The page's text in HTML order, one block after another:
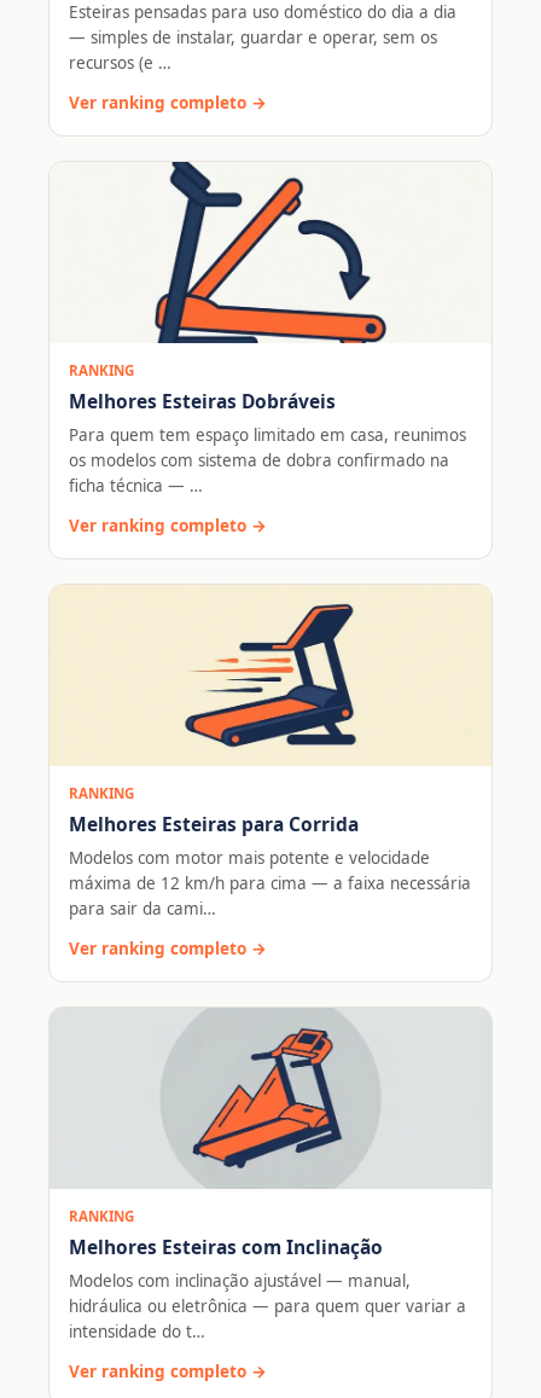
Esteiras pensadas para uso doméstico do dia a dia
— simples de instalar, guardar e operar, sem os
recursos (e …
Ver ranking completo →
RANKING
Melhores Esteiras Dobráveis
Para quem tem espaço limitado em casa, reunimos
os modelos com sistema de dobra confirmado na
ficha técnica — …
Ver ranking completo →
RANKING
Melhores Esteiras para Corrida
Modelos com motor mais potente e velocidade
máxima de 12 km/h para cima — a faixa necessária
para sair da cami…
Ver ranking completo →
RANKING
Melhores Esteiras com Inclinação
Modelos com inclinação ajustável — manual,
hidráulica ou eletrônica — para quem quer variar a
intensidade do t…
Ver ranking completo →